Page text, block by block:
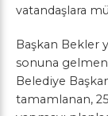
vatandaşlara
Başkan Bekler
sonuna
Belediye
tamamlanan,